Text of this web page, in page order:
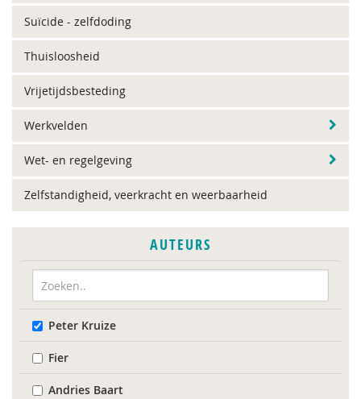
Suïcide - zelfdoding
Thuisloosheid
Vrijetijdsbesteding
Werkvelden
Wet- en regelgeving
Zelfstandigheid, veerkracht en weerbaarheid
AUTEURS
Peter Kruize
Fier
Andries Baart